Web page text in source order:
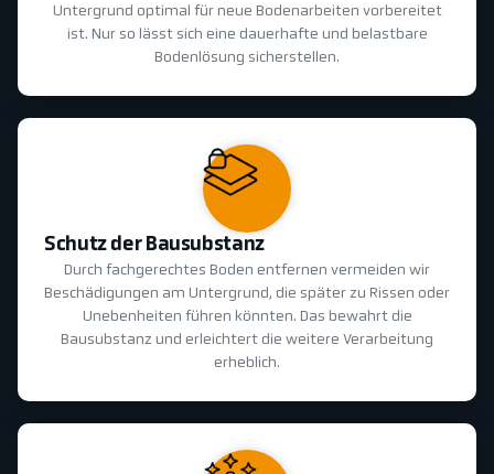
Untergrund optimal für neue Bodenarbeiten vorbereitet
ist. Nur so lässt sich eine dauerhafte und belastbare
Bodenlösung sicherstellen.
Schutz der Bausubstanz
Durch fachgerechtes Boden entfernen vermeiden wir
Beschädigungen am Untergrund, die später zu Rissen oder
Unebenheiten führen könnten. Das bewahrt die
Bausubstanz und erleichtert die weitere Verarbeitung
erheblich.